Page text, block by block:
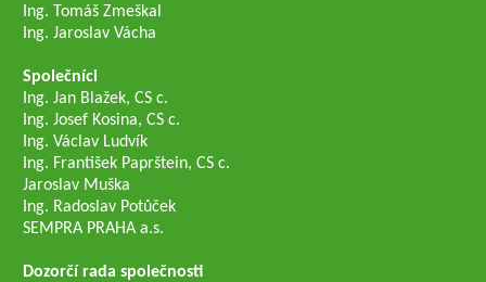
Ing. Tomáš Zmeškal
Ing. Jaroslav Vácha
Společníci
Ing. Jan Blažek, CS c.
Ing. Josef Kosina, CS c.
Ing. Václav Ludvík
Ing. František Paprštein, CS c.
Jaroslav Muška
Ing. Radoslav Potůček
SEMPRA PRAHA a.s.
Dozorčí rada společnosti